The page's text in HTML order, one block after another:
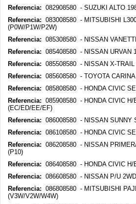
Referencia: 082908580 - SUZUKI ALTO
Referencia: 083008580 - MITSUBISHI
(P0W/P1W/P2W)
Referencia: 085308580 - NISSAN
Referencia: 085408580 - NISSAN URVAN
Referencia: 085508580 - NISSAN X-TRAIL
Referencia: 085608580 - TOYOTA
Referencia: 085808580 - HONDA CIVIC
Referencia: 085908580 - HONDA CIVIC H/
(EC/ED/EE/EF)
Referencia: 086008580 - NISSAN SUNNY
Referencia: 086108580 - HONDA CIVIC
Referencia: 086208580 - NISSAN
(P10)
Referencia: 086408580 - HONDA CIVIC H/
Referencia: 086608580 - NISSAN P/U
Referencia: 086808580 - MITSUBISHI
(V3W/V2W/W4W)